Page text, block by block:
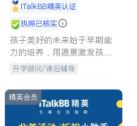
iTalkBB精英认证
执照已核实
孩子美好的未来始于早期能
力的培养，用愿景激发孩子
的学习潜力和动力。理念：
拥有成长型心态是成功的基
石。
升学顾问/课后辅导
精英会员